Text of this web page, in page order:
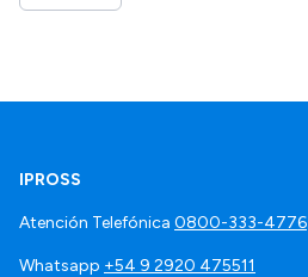
IPROSS
Atención Telefónica 0800-333-4776
Whatsapp +54 9 2920 475511